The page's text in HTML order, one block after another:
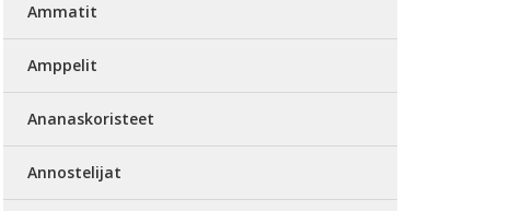
Ammatit
Amppelit
Ananaskoristeet
Annostelijat